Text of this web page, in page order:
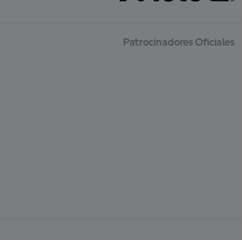
Patrocinadores Oficiales